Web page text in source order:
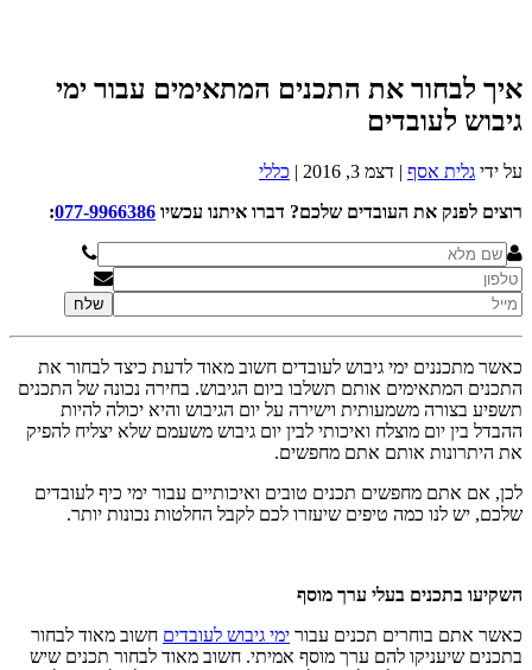
איך לבחור את התכנים המתאימים עבור ימי
גיבוש לעובדים
על ידי גלית אסף | דצמ 3, 2016 | כללי
רוצים לפנק את העובדים שלכם? דברו איתנו עכשיו 077-9966386
:
כאשר מתכננים ימי גיבוש לעובדים חשוב מאוד לדעת כיצד לבחור את
התכנים המתאימים אותם תשלבו ביום הגיבוש. בחירה נכונה של התכנים
תשפיע בצורה משמעותית וישירה על יום הגיבוש והיא יכולה להיות
ההבדל בין יום מוצלח ואיכותי לבין יום גיבוש משעמם שלא יצליח להפיק
את היתרונות אותם אתם מחפשים.
לכן, אם אתם מחפשים תכנים טובים ואיכותיים עבור ימי כיף לעובדים
שלכם, יש לנו כמה טיפים שיעזרו לכם לקבל החלטות נכונות יותר.
השקיעו בתכנים בעלי ערך מוסף
כאשר אתם בוחרים תכנים עבור ימי גיבוש לעובדים חשוב מאוד לבחור
בתכנים שיעניקו להם ערך מוסף אמיתי. חשוב מאוד לבחור תכנים שיש